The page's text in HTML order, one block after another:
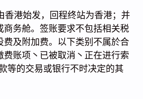
香港始发，回程终站为香港；并
商务舱。签账要求不包括相关税
费及附加费。以下类别不属於合
费账项丶已被取消丶正在进行索
等的交易或银行不时决定的其